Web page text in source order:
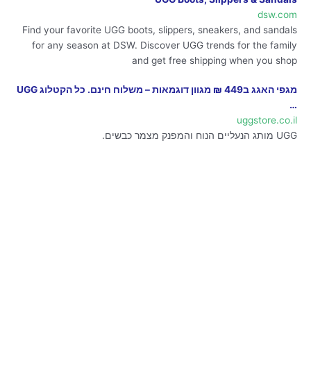
dsw.com
Find your favorite UGG boots, slippers, sneakers, and sandals
for any season at DSW. Discover UGG trends for the family
and get free shipping when you shop
מגפי האגג ב449 ₪ מגוון דוגמאות – משלוח חינם. כל הקטלוג UGG
…
uggstore.co.il
UGG מותג הנעליים הנוח והמפנק מצמר כבשים.